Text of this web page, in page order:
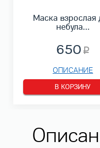
Маска взрослая
небула…
650
ОПИСАНИЕ
В КОРЗИНУ